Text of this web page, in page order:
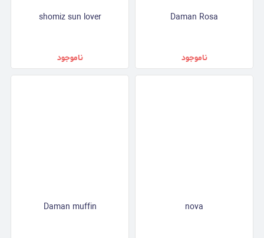
Daman Rosa
ناموجود
shomiz sun lover
ناموجود
nova
Daman muffin